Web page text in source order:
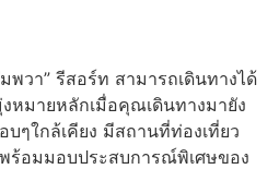
พวา” รีสอร์ท สามารถเดินทางได้
หมายหลักเมื่อคุณเดินทางมายัง
ๆใกล้เคียง มีสถานที่ท่องเที่ยว
ร้อมมอบประสบการณ์พิเศษของ